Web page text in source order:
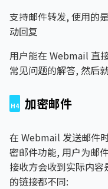
支持邮件转发, 使用的
动回复
用户能在 Webmail 直
常见问题的解答, 然后
加密邮件
在 Webmail 发送邮件
密邮件功能, 用户为邮
接收方会收到实际内
的链接都不同: